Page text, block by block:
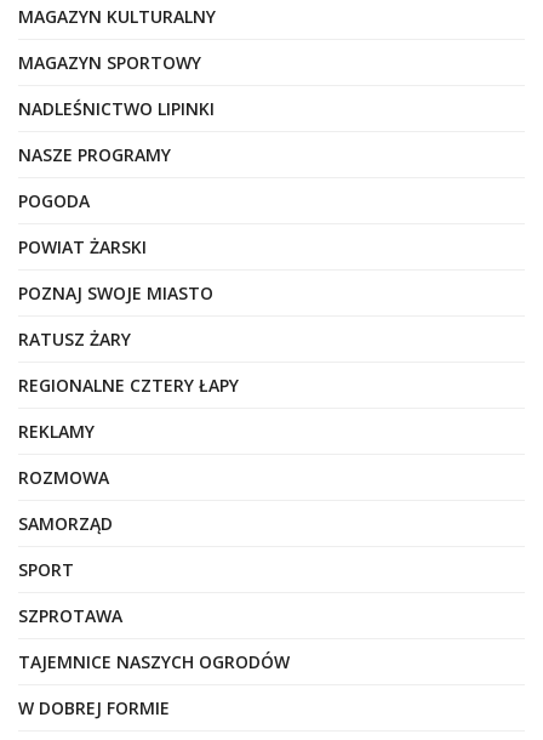
MAGAZYN KULTURALNY
MAGAZYN SPORTOWY
NADLEŚNICTWO LIPINKI
NASZE PROGRAMY
POGODA
POWIAT ŻARSKI
POZNAJ SWOJE MIASTO
RATUSZ ŻARY
REGIONALNE CZTERY ŁAPY
REKLAMY
ROZMOWA
SAMORZĄD
SPORT
SZPROTAWA
TAJEMNICE NASZYCH OGRODÓW
W DOBREJ FORMIE